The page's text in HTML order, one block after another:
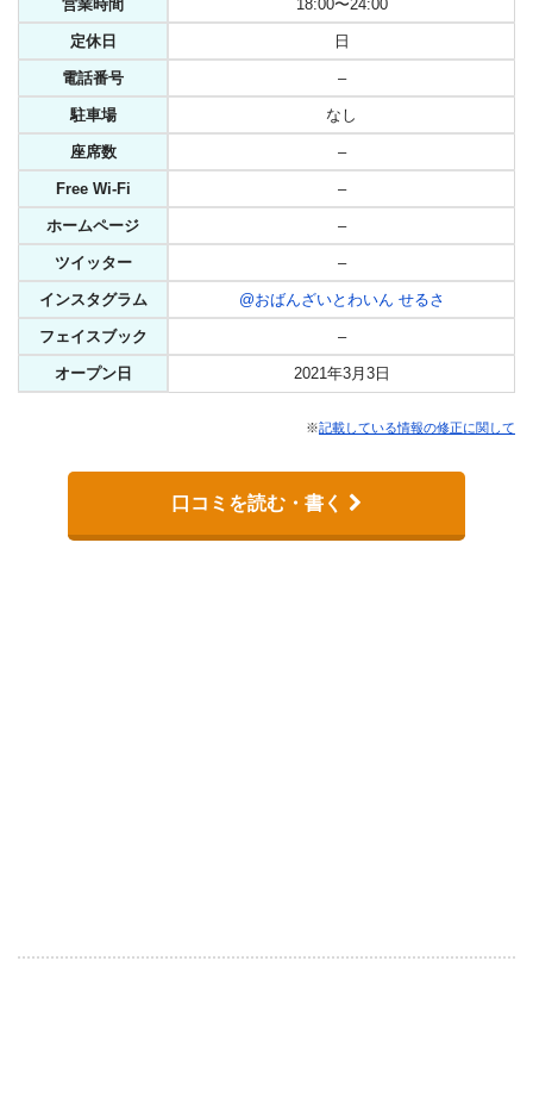
営業時間 18:00〜24:00
定休日 日
電話番号 –
駐車場 なし
座席数 –
Free Wi-Fi –
ホームページ –
ツイッター –
インスタグラム @おばんざいとわいん せるさ
フェイスブック –
オープン日 2021年3月3日
※記載している情報の修正に関して
口コミを読む・書く